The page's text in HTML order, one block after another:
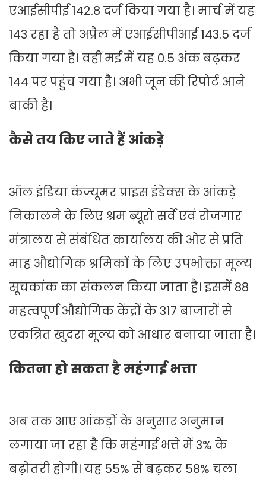
एआईसीपीई 142.8 दर्ज किया गया है। मार्च में यह
143 रहा है तो अप्रैल में एआईसीपीआई 143.5 दर्ज
किया गया है। वहीं मई में यह 0.5 अंक बढ़कर
144 पर पहुंच गया है। अभी जून की रिपोर्ट आने
बाकी है।
कैसे तय किए जाते हैं आंकड़े
ऑल इंडिया कंज्यूमर प्राइस इंडेक्स के आंकड़े
निकालने के लिए श्रम ब्यूरो सर्वे एवं रोजगार
मंत्रालय से संबंधित कार्यालय की ओर से प्रति
माह औद्योगिक श्रमिकों के लिए उपभोक्ता मूल्य
सूचकांक का संकलन किया जाता है। इसमें 88
महत्वपूर्ण औद्योगिक केंद्रों के 317 बाजारों से
एकत्रित खुदरा मूल्य को आधार बनाया जाता है।
कितना हो सकता है महंगाई भत्ता
अब तक आए आंकड़ों के अनुसार अनुमान
लगाया जा रहा है कि महंगाई भत्ते में 3% के
बढ़ोतरी होगी। यह 55% से बढ़कर 58% चला